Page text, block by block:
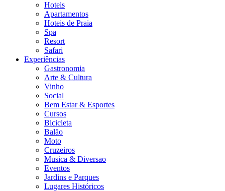
Hoteis
Apartamentos
Hoteis de Praia
Spa
Resort
Safari
Experiências
Gastronomia
Arte & Cultura
Vinho
Social
Bem Estar & Esportes
Cursos
Bicicleta
Balão
Moto
Cruzeiros
Musica & Diversao
Eventos
Jardins e Parques
Lugares Históricos